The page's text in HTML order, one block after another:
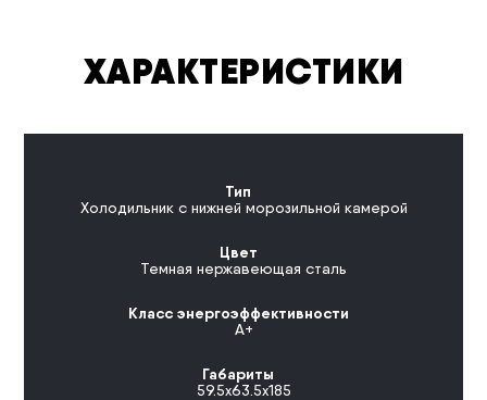
ХАРАКТЕРИСТИКИ
Тип
Холодильник с нижней морозильной камерой
Цвет
Темная нержавеющая сталь
Класс энергоэффективности
А+
Габариты
59.5х63.5х185